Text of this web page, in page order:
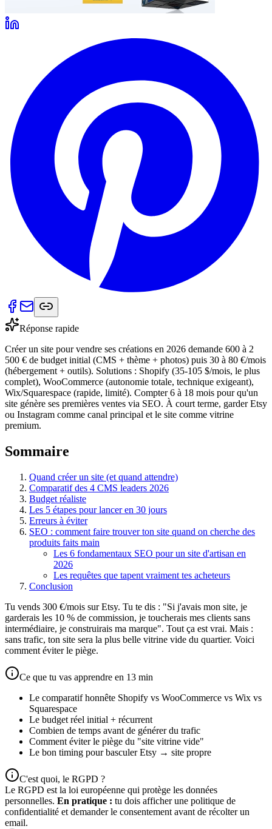
Réponse rapide
Créer un site pour vendre ses créations en 2026 demande 600 à 2
500 € de budget initial (CMS + thème + photos) puis 30 à 80 €/mois
(hébergement + outils). Solutions : Shopify (35-105 $/mois, le plus
complet), WooCommerce (autonomie totale, technique exigeant),
Wix/Squarespace (rapide, limité). Compter 6 à 18 mois pour qu'un
site génère ses premières ventes via SEO. À court terme, garder Etsy
ou Instagram comme canal principal et le site comme vitrine
premium.
Sommaire
Quand créer un site (et quand attendre)
Comparatif des 4 CMS leaders 2026
Budget réaliste
Les 5 étapes pour lancer en 30 jours
Erreurs à éviter
SEO : comment faire trouver ton site quand on cherche des
produits faits main
Les 6 fondamentaux SEO pour un site d'artisan en
2026
Les requêtes que tapent vraiment tes acheteurs
Conclusion
Tu vends 300 €/mois sur Etsy. Tu te dis : "Si j'avais mon site, je
garderais les 10 % de commission, je toucherais mes clients sans
intermédiaire, je construirais ma marque". Tout ça est vrai. Mais :
sans trafic, ton site sera la plus belle vitrine vide du quartier. Voici
comment éviter le piège.
Ce que tu vas apprendre en 13 min
Le comparatif honnête Shopify vs WooCommerce vs Wix vs
Squarespace
Le budget réel initial + récurrent
Combien de temps avant de générer du trafic
Comment éviter le piège du "site vitrine vide"
Le bon timing pour basculer Etsy → site propre
C'est quoi, le RGPD ?
Le RGPD est la loi européenne qui protège les données
personnelles. En pratique : tu dois afficher une politique de
confidentialité et demander le consentement avant de récolter un
email.